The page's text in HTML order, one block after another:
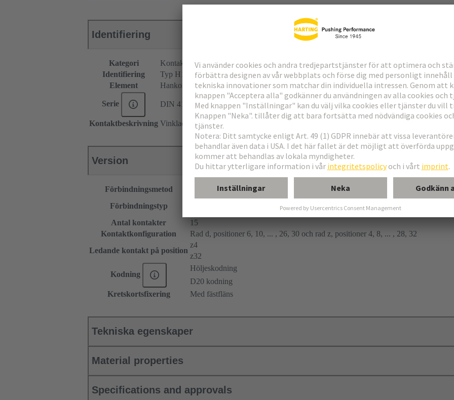
Identifiering
Kategori
Kontaktdon
Identifiering
Typ H15
Element
Hankontaktdon
Serie DIN 41612
Kontaktbeskrivning Vinklad
Version
Förbindningsmetod
Våglödningsförbindning
Förbindningstyp
Moderkort till dotterkort
Antal kontakter
15
Kontaktkonfiguration
Rad d, positioner 6, 10, ... , 26, 30 och rad z, positioner 4, 8, ... , 28, 32
Ledande kontakt på position
z4
z32
Kodning
Höljeskodning
D20 kodning
Kretskortsfixering
Med fästfläns
Tekniska egenskaper
Material properties
Specifications and approvals